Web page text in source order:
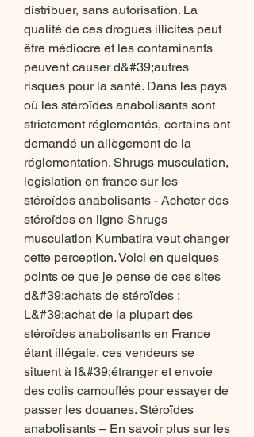
distribuer, sans autorisation. La
qualité de ces drogues illicites peut
être médiocre et les contaminants
peuvent causer d&#39;autres
risques pour la santé. Dans les pays
où les stéroïdes anabolisants sont
strictement réglementés, certains ont
demandé un allègement de la
réglementation. Shrugs musculation,
legislation en france sur les
stéroïdes anabolisants - Acheter des
stéroïdes en ligne Shrugs
musculation Kumbatira veut changer
cette perception. Voici en quelques
points ce que je pense de ces sites
d&#39;achats de stéroïdes :
L&#39;achat de la plupart des
stéroïdes anabolisants en France
étant illégale, ces vendeurs se
situent à l&#39;étranger et envoie
des colis camouflés pour essayer de
passer les douanes. Stéroïdes
anabolisants – En savoir plus sur les